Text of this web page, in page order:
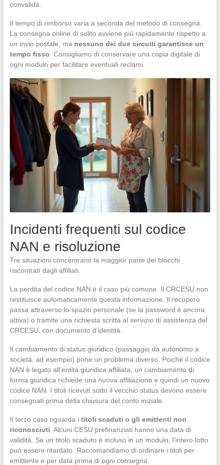
convalida.
Il tempo di rimborso varia a seconda del metodo di consegna.
La consegna online di solito avviene più rapidamente rispetto a
un invio postale, ma nessuno dei due circuiti garantisce un
tempo fisso. Consigliamo di conservare una copia digitale di
ogni modulo per facilitare eventuali reclami.
Incidenti frequenti sul codice
NAN e risoluzione
Tre situazioni concentrano la maggior parte dei blocchi
riscontrati dagli affiliati.
La perdita del codice NAN è il caso più comune. Il CRCESU non
restituisce automaticamente questa informazione. Il recupero
passa attraverso lo spazio personale (se la password è ancora
attiva) o tramite una richiesta scritta al servizio di assistenza del
CRCESU, con documento d’identità.
Il cambiamento di status giuridico (passaggio da autonomo a
società, ad esempio) pone un problema diverso. Poiché il codice
NAN è legato all’entità giuridica affiliata, un cambiamento di
forma giuridica richiede una nuova affiliazione e quindi un nuovo
codice NAN. I titoli ricevuti sotto il vecchio status devono essere
consegnati prima della chiusura del conto iniziale.
Il terzo caso riguarda i titoli scaduti o gli emittenti non
riconosciuti . Alcuni CESU prefinanziati hanno una data di
validità. Se un titolo scaduto è incluso in un modulo, l’intero lotto
può essere ritardato. Raccomandiamo di ordinare i titoli per
emittente e per data prima di ogni consegna.